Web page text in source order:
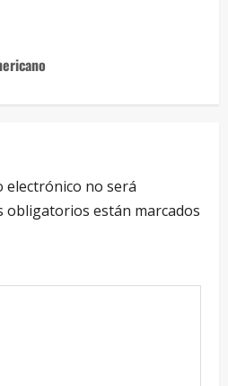
electrónico no será
obligatorios están marcados